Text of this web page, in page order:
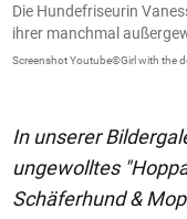
Die Hundefriseurin
ihrer manchmal
Screenshot Youtube©Girl with the
In unserer
ungewolltes
Schäferhund &